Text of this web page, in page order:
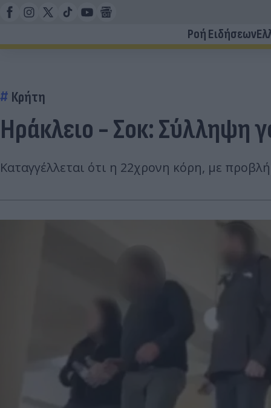
Ροή Ειδήσεων
Κρήτη
Ηράκλειο - Σοκ: Σύλληψη
Καταγγέλλεται ότι η 22χρονη κόρη, με